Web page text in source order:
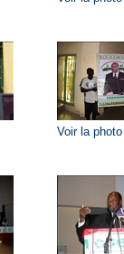
Voir la photo